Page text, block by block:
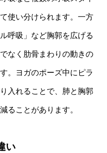
使い分けられます。一方
呼吸」など胸郭を広げる
なく肋骨まわりの動きの
。ヨガのポーズ中にピラ
入れることで、肺と胸郭
ることがあります。
い